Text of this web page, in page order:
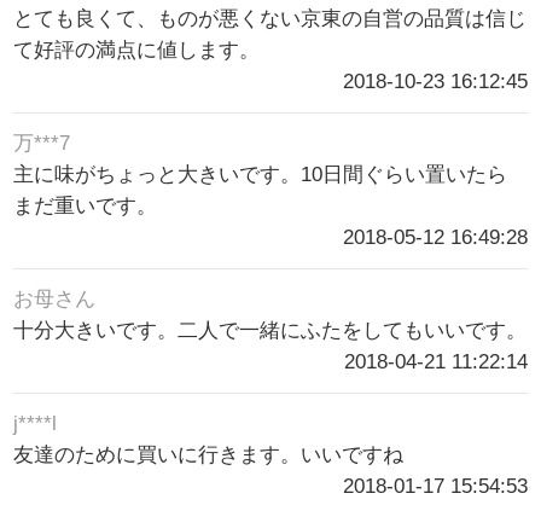
とても良くて、ものが悪くない京東の自営の品質は信じ
て好評の満点に値します。
2018-10-23 16:12:45
万***7
主に味がちょっと大きいです。10日間ぐらい置いたら
まだ重いです。
2018-05-12 16:49:28
お母さん
十分大きいです。二人で一緒にふたをしてもいいです。
2018-04-21 11:22:14
j****l
友達のために買いに行きます。いいですね
2018-01-17 15:54:53